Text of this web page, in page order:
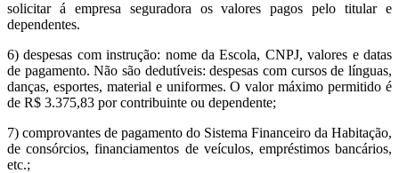
solicitar á empresa seguradora os valores pagos pelo titular e
dependentes.
6) despesas com instrução: nome da Escola, CNPJ, valores e datas
de pagamento. Não são dedutíveis: despesas com cursos de línguas,
danças, esportes, material e uniformes. O valor máximo permitido é
de R$ 3.375,83 por contribuinte ou dependente;
7) comprovantes de pagamento do Sistema Financeiro da Habitação,
de consórcios, financiamentos de veículos, empréstimos bancários,
etc.;